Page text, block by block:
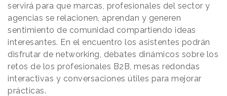
servirá para que marcas, profesionales del sector y
agencias se relacionen, aprendan y generen
sentimiento de comunidad compartiendo ideas
interesantes. En el encuentro los asistentes podrán
disfrutar de networking, debates dinámicos sobre los
retos de los profesionales B2B, mesas redondas
interactivas y conversaciones útiles para mejorar
prácticas.